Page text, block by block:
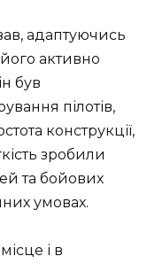
адаптуючись
його активно
був
пілотів,
конструкції,
зробили
та бойових
умовах.
і в